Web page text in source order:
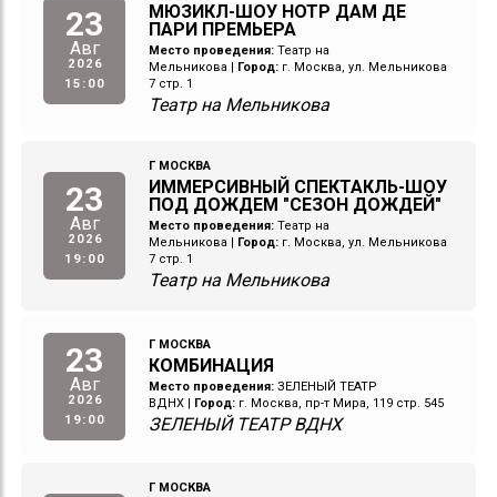
23
Авг
2026
15:00
МЮЗИКЛ-ШОУ НОТР ДАМ ДЕ
ПАРИ ПРЕМЬЕРА
Место проведения: Театр на
Мельникова
Город: г. Москва, ул. Мельникова
7 стр. 1
Театр на Мельникова
23
Авг
2026
19:00
Г МОСКВА
ИММЕРСИВНЫЙ СПЕКТАКЛЬ-ШОУ
ПОД ДОЖДЕМ "СЕЗОН ДОЖДЕЙ"
Место проведения: Театр на
Мельникова
Город: г. Москва, ул. Мельникова
7 стр. 1
Театр на Мельникова
23
Авг
2026
19:00
Г МОСКВА
КОМБИНАЦИЯ
Место проведения: ЗЕЛЕНЫЙ ТЕАТР
ВДНХ | Город: г. Москва, пр-т Мира, 119 стр. 545
ЗЕЛЕНЫЙ ТЕАТР ВДНХ
Г МОСКВА